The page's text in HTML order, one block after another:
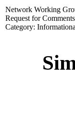
Network Working
Request for
Category: